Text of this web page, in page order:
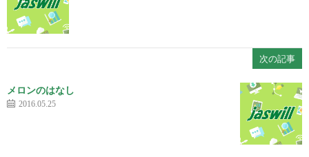
次の記事
メロンのはなし
2016.05.25